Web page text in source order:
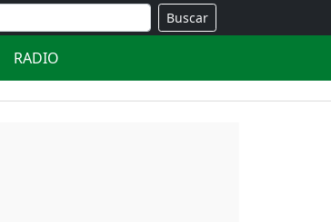
Buscar
RADIO